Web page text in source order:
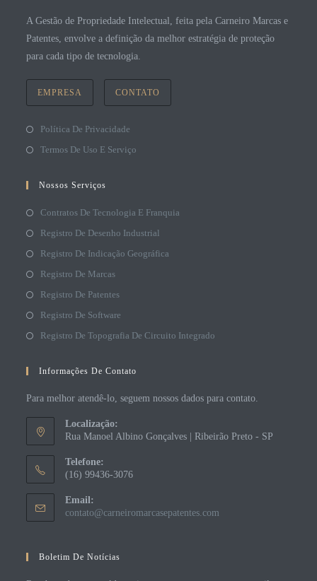
A Gestão de Propriedade Intelectual, feita pela Carneiro Marcas e
Patentes, envolve a definição da melhor estratégia de proteção
para cada tipo de tecnologia.
EMPRESA CONTATO
Política De Privacidade
Termos De Uso E Serviço
Nossos Serviços
Contratos De Tecnologia E Franquia
Registro De Desenho Industrial
Registro De Indicação Geográfica
Registro De Marcas
Registro De Patentes
Registro De Software
Registro De Topografia De Circuito Integrado
Informações De Contato
Para melhor atendê-lo, seguem nossos dados para contato.
Localização:
Rua Manoel Albino Gonçalves | Ribeirão Preto - SP
Telefone:
(16) 99436-3076
Email:
contato@carneiromarcasepatentes.com
Boletim De Notícias